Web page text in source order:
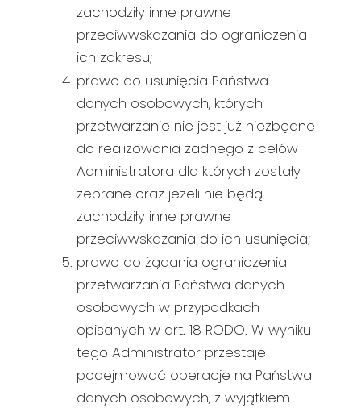
zachodziły inne prawne
przeciwwskazania do ograniczenia
ich zakresu;
prawo do usunięcia Państwa
danych osobowych, których
przetwarzanie nie jest już niezbędne
do realizowania żadnego z celów
Administratora dla których zostały
zebrane oraz jeżeli nie będą
zachodziły inne prawne
przeciwwskazania do ich usunięcia;
prawo do żądania ograniczenia
przetwarzania Państwa danych
osobowych w przypadkach
opisanych w art. 18 RODO. W wyniku
tego Administrator przestaje
podejmować operacje na Państwa
danych osobowych, z wyjątkiem